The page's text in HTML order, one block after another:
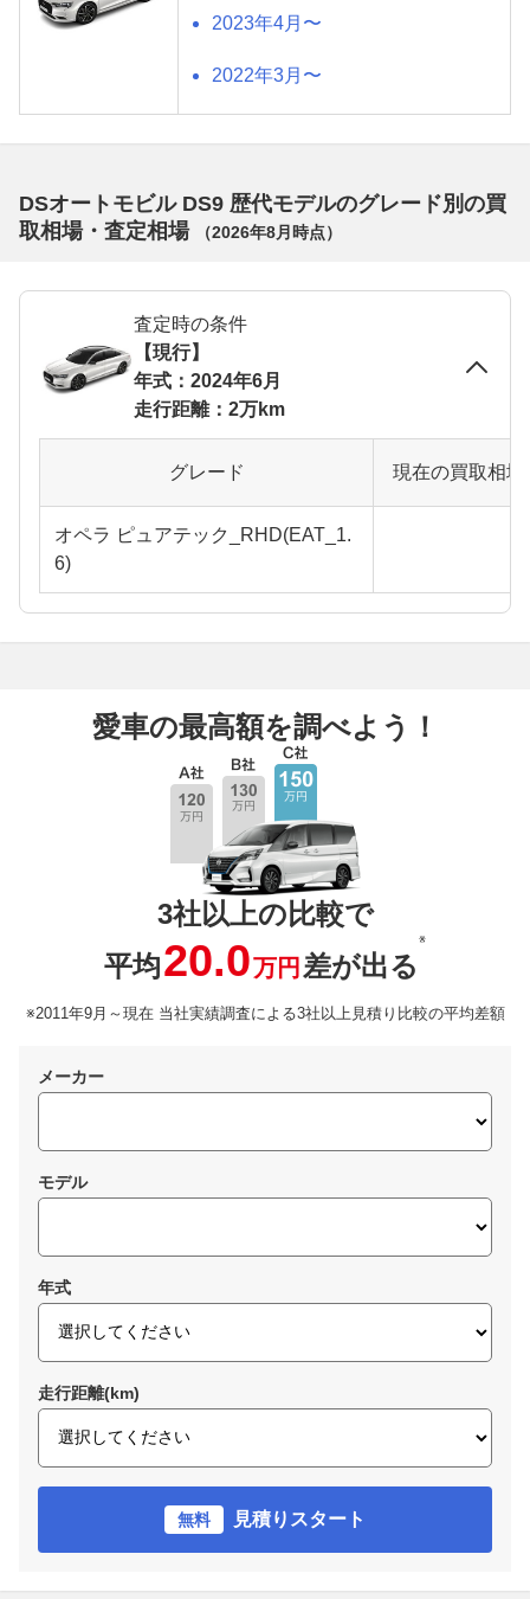
2023年4月〜
2022年3月〜
DSオートモビル DS9 歴代モデルのグレード別の買
取相場・査定相場
（2026年8月 時点）
査定時の条件
【現行】
年式：2024年6月
走行距離：2万km
グレード 現在の買取相
オペラ ピュアテック_RHD(EAT_1.
6)
愛車の最高額を調べよう！
3社以上の比較で
平均20.0万円 差が出る
※
※2011年9月～現在 当社実績調査による3社以上見積り比較の平均差額
メーカー
モデル
年式
走行距離(km)
無料 見積りスタート